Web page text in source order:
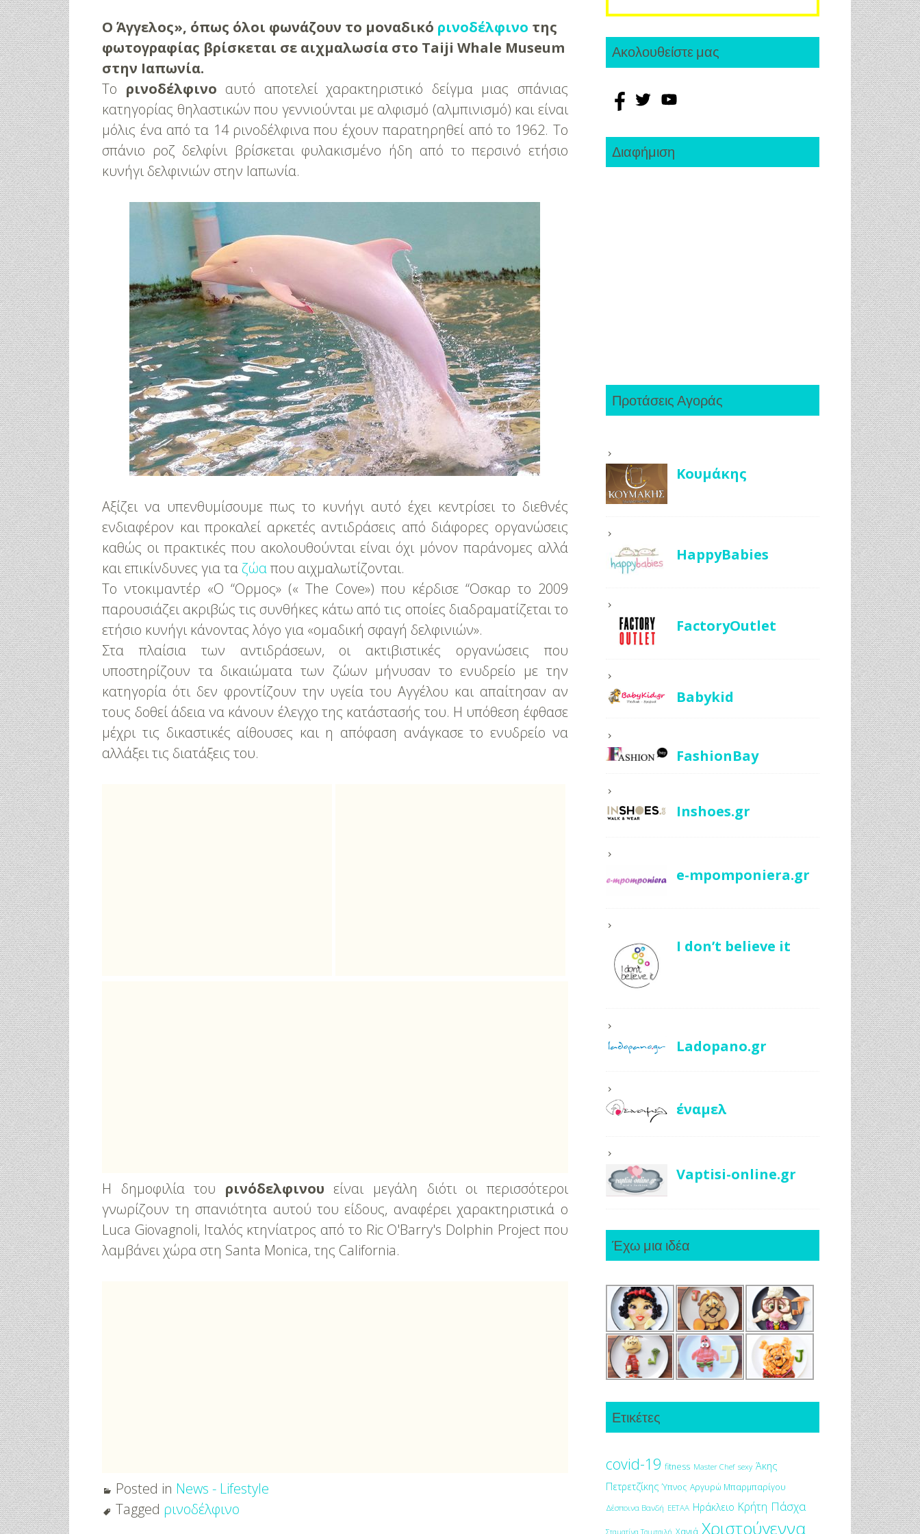
Ο Άγγελος», όπως όλοι φωνάζουν το μoναδικό ρινοδέλφινο της
φωτογραφίας βρίσκεται σε αιχμαλωσία στο Taiji Whale Museum
στην Ιαπωνία.
Το ρινοδέλφινο αυτό αποτελεί χαρακτηριστικό δείγμα μιας σπάνιας
κατηγορίας θηλαστικών που γεννιούνται με αλφισμό (αλμπινισμό) και είναι
μόλις ένα από τα 14 ρινοδέλφινα που έχουν παρατηρηθεί από το 1962. Το
σπάνιο ροζ δελφίνι βρίσκεται φυλακισμένο ήδη από το περσινό ετήσιο
κυνήγι δελφινιών στην Ιαπωνία.
Αξίζει να υπενθυμίσουμε πως το κυνήγι αυτό έχει κεντρίσει το διεθνές
ενδιαφέρον και προκαλεί αρκετές αντιδράσεις από διάφορες οργανώσεις
καθώς οι πρακτικές που ακολουθούνται είναι όχι μόνον παράνομες αλλά
και επικίνδυνες για τα ζώαπου αιχμαλωτίζονται.
Το ντοκιμαντέρ «Ο “Ορμος» (« The Cove») που κέρδισε “Oσκαρ το 2009
παρουσιάζει ακριβώς τις συνθήκες κάτω από τις οποίες διαδραματίζεται το
ετήσιο κυνήγι κάνοντας λόγο για «ομαδική σφαγή δελφινιών».
Στα πλαίσια των αντιδράσεων, οι ακτιβιστικές οργανώσεις που
υποστηρίζουν τα δικαιώματα των ζώων μήνυσαν το ενυδρείο με την
κατηγορία ότι δεν φροντίζουν την υγεία του Αγγέλου και απαίτησαν αν
τους δοθεί άδεια να κάνουν έλεγχο της κατάστασής του. Η υπόθεση έφθασε
μέχρι τις δικαστικές αίθουσες και η απόφαση ανάγκασε το ενυδρείο να
αλλάξει τις διατάξεις του.
Η δημοφιλία του ρινόδελφινου είναι μεγάλη διότι οι περισσότεροι
γνωρίζουν τη σπανιότητα αυτού του είδους, αναφέρει χαρακτηριστικά ο
Luca Giovagnoli, Ιταλός κτηνίατρος από το Ric O'Barry's Dolphin Project που
λαμβάνει χώρα στη Santa Monica, της California.
Posted in News - Lifestyle
Tagged ρινοδέλφινο
Ακολουθείστε μας
Διαφήμιση
Προτάσεις Αγοράς
Κουμάκης
HappyBabies
FactoryOutlet
Babykid
FashionBay
Inshoes.gr
e-mpomponiera.gr
I don’t believe it
Ladopano.gr
έναμελ
Vaptisi-online.gr
Έχω μια ιδέα
Ετικέτες
covid-19 fitness Master Chef sexy Άκης
Πετρετζίκης Ύπνος Αργυρώ Μπαρμπαρίγου
Δέσποινα Βανδή ΕΕΤΑΑ Ηράκλειο Κρήτη Πάσχα
Σταματίνα Τσιμτσιλή Χανιά Χριστούγεννα